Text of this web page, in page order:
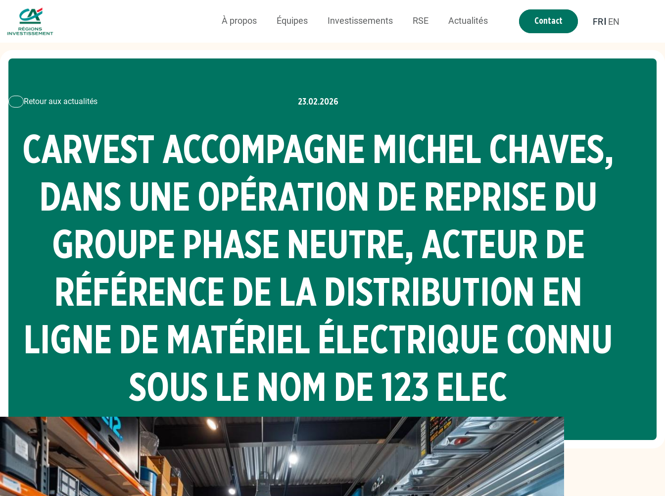
À propos Équipes Investissements RSE Actualités Contact FR EN
Retour aux actualités 23.02.2026
CARVEST ACCOMPAGNE MICHEL CHAVES,
DANS UNE OPÉRATION DE REPRISE DU
GROUPE PHASE NEUTRE, ACTEUR DE
RÉFÉRENCE DE LA DISTRIBUTION EN
LIGNE DE MATÉRIEL ÉLECTRIQUE CONNU
SOUS LE NOM DE 123 ELEC